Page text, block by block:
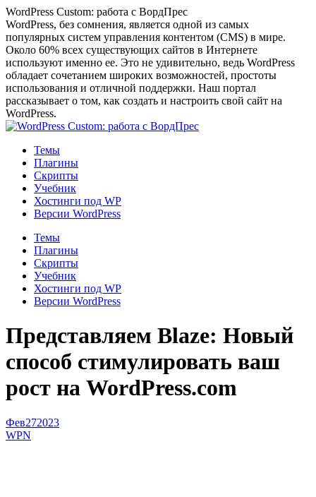
Перейти
к
содержанию
WordPress Custom: работа с ВордПрес
WordPress, без сомнения, является одной из самых
популярных систем управления контентом (CMS) в мире.
Около 60% всех существующих сайтов в Интернете
используют именно ее. Это не удивительно, ведь WordPress
обладает сочетанием широких возможностей, простоты
использования и отличной поддержки. Наш портал
рассказывает о том, как создать и настроить свой сайт на
WordPress.
Темы
Плагины
Скрипты
Учебник
Хостинги под WP
Версии WordPress
Темы
Плагины
Скрипты
Учебник
Хостинги под WP
Версии WordPress
Представляем Blaze: Новый
способ стимулировать ваш
рост на WordPress.com
Фев272023
WPN